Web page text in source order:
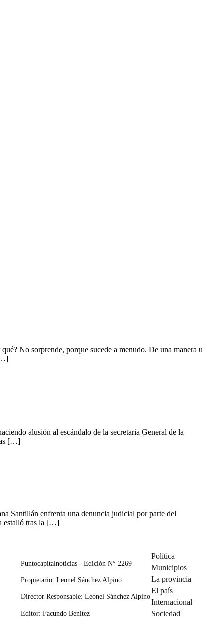
No sorprende, porque sucede a menudo. De una manera u
alusión al escándalo de la secretaria General de la
[…]
Santillán enfrenta una denuncia judicial por parte del
estalló tras la […]
Puntocapitalnoticias - Edición N° 2269
Propietario: Leonel Sánchez Alpino
Director Responsable: Leonel Sánchez Alpino
Editor: Facundo Benitez
Política
Municipios
La provincia
El país
Internacional
Sociedad